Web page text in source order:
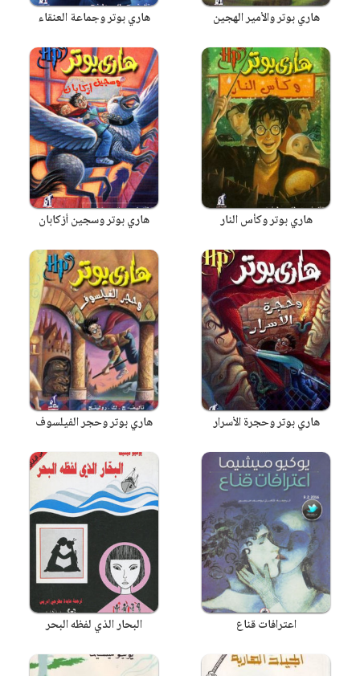
هاري بوتر والأمير الهجين هاري بوتر وجماعة العنقاء
هاري بوتر وكأس النار هاري بوتر وسجين أزكابان
هاري بوتر وحجرة الأسرار هاري بوتر وحجر الفيلسوف
اعترافات قناع البحار الذي لفظه البحر